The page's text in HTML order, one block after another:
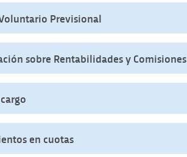
Previsional
sobre Rentabilidades y Comisiones
en cuotas